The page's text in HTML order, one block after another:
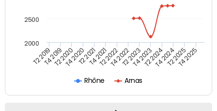
Rhône Arnas
T2 2019T4 2019T2 2020T4 2020T2 2021T4 2021T2 2022T4 2022T2 2023T4 2023T2 2024T4 2024T2 2025T4 2025
2000
2500